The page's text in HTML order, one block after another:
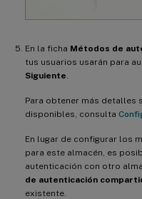
En la ficha Métodos de
tus usuarios usarán para
Siguiente.
Para obtener más detalles
disponibles, consulta
En lugar de configurar los
para este almacén, es
autenticación con otro
de autenticación
existente.